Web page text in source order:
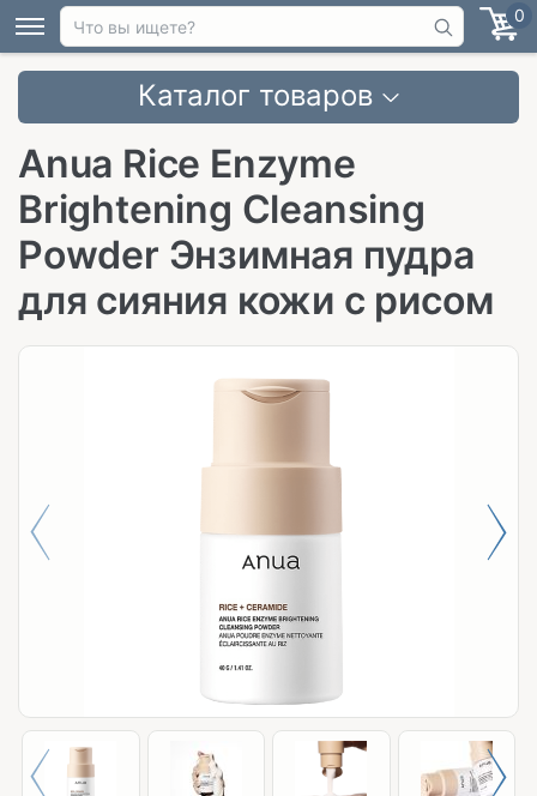
0
Каталог товаров
Anua Rice Enzyme
Brightening Cleansing
Powder Энзимная пудра
для сияния кожи с рисом